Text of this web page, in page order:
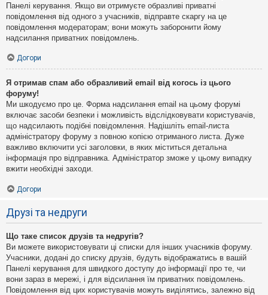
Панелі керування. Якщо ви отримуєте образливі приватні
повідомлення від одного з учасників, відправте скаргу на це
повідомлення модераторам; вони можуть заборонити йому
надсилання приватних повідомлень.
Догори
Я отримав спам або образливий email від когось із цього
форуму!
Ми шкодуємо про це. Форма надсилання email на цьому форумі
включає засоби безпеки і можливість відслідковувати користувачів,
що надсилають подібні повідомлення. Надішліть email-листа
адміністратору форуму з повною копією отриманого листа. Дуже
важливо включити усі заголовки, в яких міститься детальна
інформація про відправника. Адміністратор зможе у цьому випадку
вжити необхідні заходи.
Догори
Друзі та недруги
Що таке список друзів та недругів?
Ви можете використовувати ці списки для інших учасників форуму.
Учасники, додані до списку друзів, будуть відображатись в вашій
Панелі керування для швидкого доступу до інформації про те, чи
вони зараз в мережі, і для відсилання їм приватних повідомлень.
Повідомлення від цих користувачів можуть виділятись, залежно від